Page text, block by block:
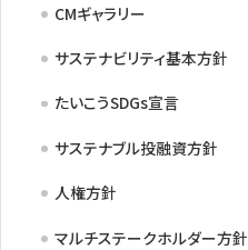
CMギャラリー
サステナビリティ基本方針
たいこうSDGs宣言
サステナブル投融資方針
人権方針
マルチステークホルダー方針